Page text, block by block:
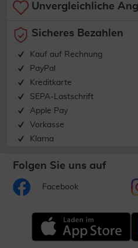
Unvergleichliche
Sicheres Bezahlen
Kauf auf Rechnung
PayPal
Kreditkarte
SEPA-Lastschrift
Apple Pay
Vorkasse
Klarna
Folgen Sie uns auf
Facebook